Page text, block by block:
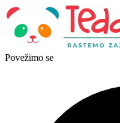
Povežimo se